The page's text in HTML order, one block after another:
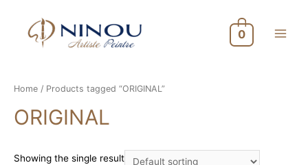
0
Home / Products tagged “ORIGINAL”
ORIGINAL
Showing the single result